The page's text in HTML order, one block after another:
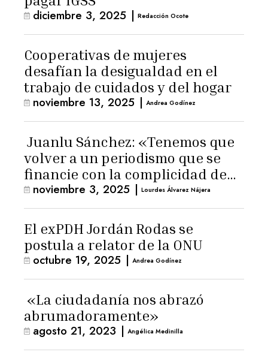
diciembre 3, 2025 | Redacción Ocote
Cooperativas de mujeres
desafían la desigualdad en el
trabajo de cuidados y del hogar
noviembre 13, 2025 | Andrea Godínez
Juanlu Sánchez: «Tenemos que
volver a un periodismo que se
financie con la complicidad de
los lectores»
noviembre 3, 2025 | Lourdes Álvarez Nájera
El exPDH Jordán Rodas se
postula a relator de la ONU
octubre 19, 2025 | Andrea Godínez
«La ciudadanía nos abrazó
abrumadoramente»
agosto 21, 2023 | Angélica Medinilla